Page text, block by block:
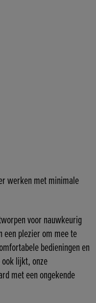
werken met minimale
voor nauwkeurig
een plezier om mee te
bedieningen en
lijkt, onze
met een ongekende